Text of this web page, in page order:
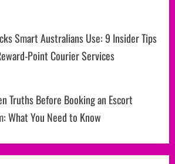
Smart Australians Use: 9 Insider Tips
Point Courier Services
Truths Before Booking an Escort
What You Need to Know